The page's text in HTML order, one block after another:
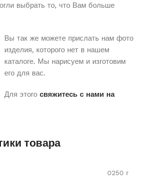
выбрать то, что Вам больше
Вы так же можете прислать нам фото
изделия, которого нет в нашем
каталоге. Мы нарисуем и изготовим
его для вас.
Для этого свяжитесь с нами на
товара
0250 г